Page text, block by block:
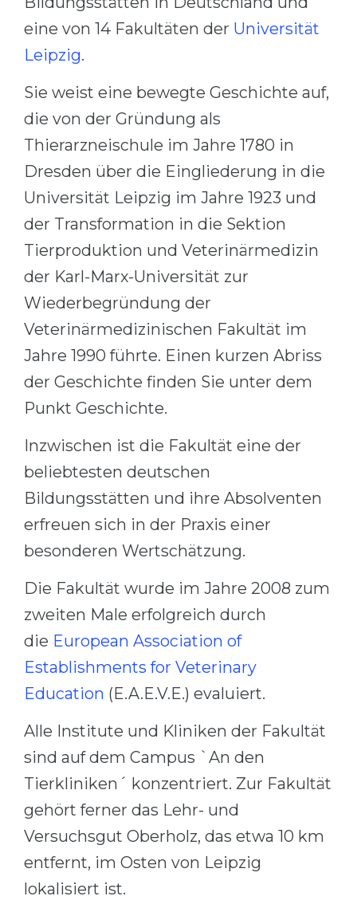
Cities
PROFESSIONS
Professions
Fields of Study
Sample Vacancies
CAREER GUIDANCE
Success
100%
Our students successfully enroll in
WE APPLY FOR...
Medicine
Engineering
Physics
Management
Other Field
WE APPLY FROM...
Russia
Ukraine
Azerbaijan
Armenia
Belarus
Other Country
BOOK A CONSULTATION
eine von 14 Fakultäten der Universität
Leipzig.
Sie weist eine bewegte Geschichte auf,
die von der Gründung als
Thierarzneischule im Jahre 1780 in
Dresden über die Eingliederung in die
Universität Leipzig im Jahre 1923 und
der Transformation in die Sektion
Tierproduktion und Veterinärmedizin
der Karl-Marx-Universität zur
Wiederbegründung der
Veterinärmedizinischen Fakultät im
Jahre 1990 führte. Einen kurzen Abriss
der Geschichte finden Sie unter dem
Punkt Geschichte.
Inzwischen ist die Fakultät eine der
beliebtesten deutschen
Bildungsstätten und ihre Absolventen
erfreuen sich in der Praxis einer
besonderen Wertschätzung.
Die Fakultät wurde im Jahre 2008 zum
zweiten Male erfolgreich durch
die European Association of
Establishments for Veterinary
Education (E.A.E.V.E.) evaluiert.
Alle Institute und Kliniken der Fakultät
sind auf dem Campus `An den
Tierkliniken´ konzentriert. Zur Fakultät
gehört ferner das Lehr- und
Versuchsgut Oberholz, das etwa 10 km
entfernt, im Osten von Leipzig
lokalisiert ist.